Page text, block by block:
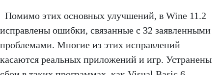
Помимо этих основных улучшений, в Wine 11.2
исправлены ошибки, связанные с 32 заявленными
проблемами. Многие из этих исправлений
касаются реальных приложений и игр. Устранены